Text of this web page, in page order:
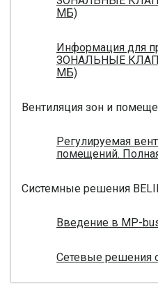
МБ)
Информация для
ЗОНАЛЬНЫЕ
МБ)
Вентиляция зон и
Регулируемая
помещений.
Системные решения
Введение в MP-
Сетевые решения